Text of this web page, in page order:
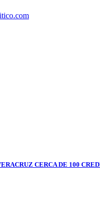
CERCA DE 100